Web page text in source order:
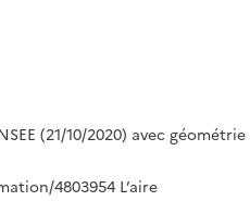
(21/10/2020) avec géométrie
4803954 L’aire